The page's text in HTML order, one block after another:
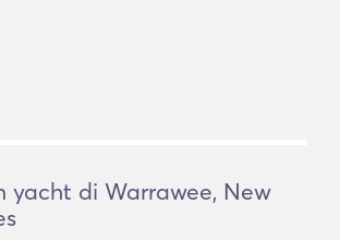
yacht di Warrawee, New